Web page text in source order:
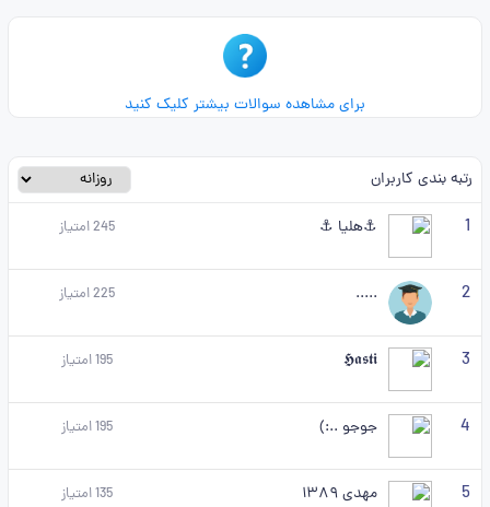
برای مشاهده سوالات بیشتر کلیک کنید
رتبه بندی کاربران
1 ⚓هلیا ⚓ 245امتیاز
2
.....
225امتیاز
3
𝕳𝖆𝖘𝖙𝖎
195امتیاز
4 جوجو ..:) 195امتیاز
5 مهدی ۱۳۸۹ 135امتیاز